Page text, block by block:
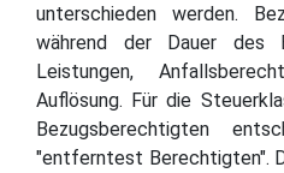
unterschieden werden.
während der Dauer des
Leistungen,
Auflösung. Für die
Bezugsberechtigten
"entferntest Berechtigten".